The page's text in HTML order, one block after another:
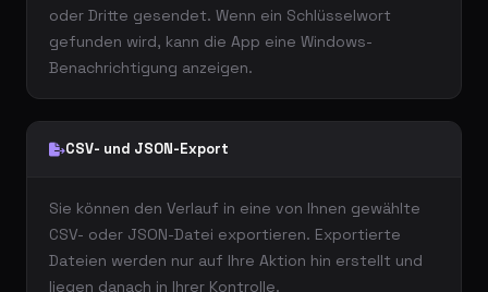
oder Dritte gesendet. Wenn ein Schlüsselwort
gefunden wird, kann die App eine Windows-
Benachrichtigung anzeigen.
CSV- und JSON-Export
Sie können den Verlauf in eine von Ihnen gewählte
CSV- oder JSON-Datei exportieren. Exportierte
Dateien werden nur auf Ihre Aktion hin erstellt und
liegen danach in Ihrer Kontrolle.